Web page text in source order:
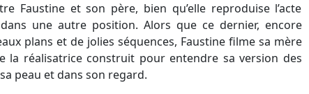
Faustine et son père, bien qu’elle reproduise l’acte
une autre position. Alors que ce dernier, encore
plans et de jolies séquences, Faustine filme sa mère
la réalisatrice construit pour entendre sa version des
peau et dans son regard.